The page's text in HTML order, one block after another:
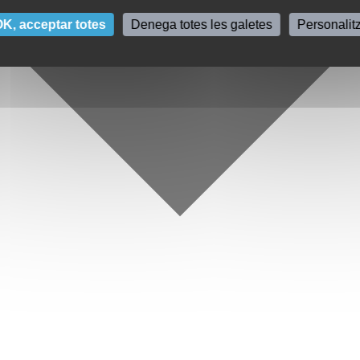
acceptar totes Denega totes les galetes